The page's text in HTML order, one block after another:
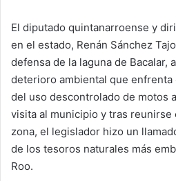
El diputado quintanarroense y
en el estado, Renán Sánchez
defensa de la laguna de Bacalar,
deterioro ambiental que enfrenta
del uso descontrolado de motos
visita al municipio y tras reunirse
zona, el legislador hizo un
de los tesoros naturales más
Roo.